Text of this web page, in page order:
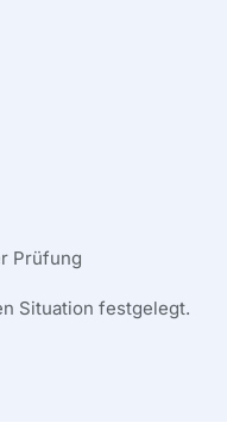
Prüfung
Situation festgelegt.